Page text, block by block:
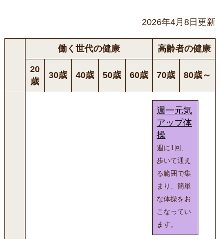
2026年4月8日更新
働く世代の健康 高齢者の健康
20
歳
30歳 40歳 50歳 60歳 70歳 80歳～
週一元気
アップ体
操
週に1回、
歩いて通え
る範囲で集
まり、簡単
な体操をお
こなってい
ます。